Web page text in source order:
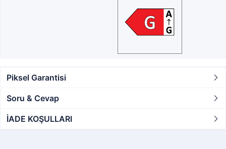
Piksel Garantisi
Soru & Cevap
İADE KOŞULLARI